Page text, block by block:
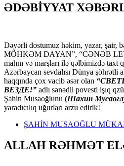
ƏDƏBİYYAT
Dəyərli dostumuz həkim, yazar, şair,
MÖHKƏM DAYAN”, “CƏNƏB
mahnı və marşları ilə qəlbimizdə taxt
Azərbaycan sevdalısı Dünya şöhrətli
haqqında çox vacib əsər olan
ВЕЗДЕ!” adlı sənədli povesti işıq
Şahin Musaoğlunu (Шахин
yaradıcılıq uğurları arzu edirik!
ŞAHİN MUSAOĞLU
ALLAH RƏHMƏT